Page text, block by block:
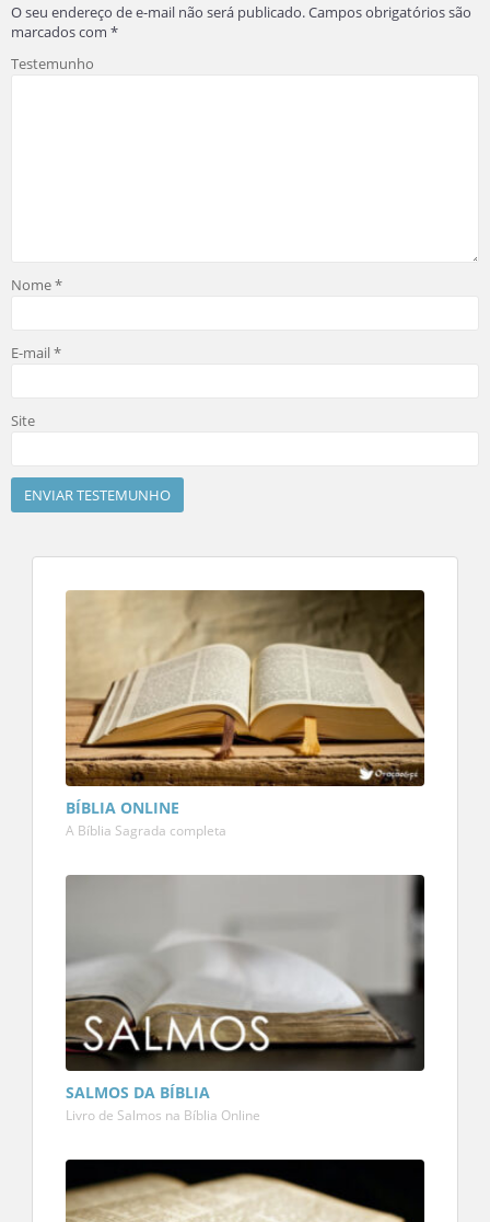
O seu endereço de e-mail não será publicado.Campos obrigatórios são
marcados com *
Testemunho
Nome*
E-mail*
Site
BÍBLIA ONLINE
A Bíblia Sagrada completa
SALMOS DA BÍBLIA
Livro de Salmos na Bíblia Online